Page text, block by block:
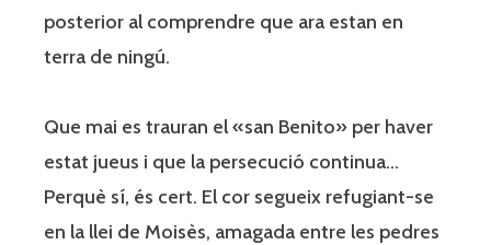
posterior al comprendre que ara estan en
terra de ningú.
Que mai es trauran el «san Benito» per haver
estat jueus i que la persecució continua…
Perquè sí, és cert. El cor segueix refugiant-se
en la llei de Moisès, amagada entre les pedres